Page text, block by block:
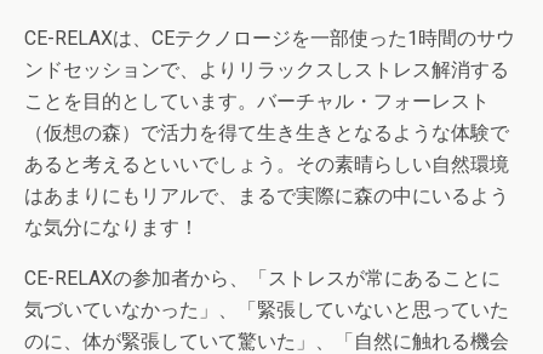
CE-RELAXは、CEテクノロージを一部使った1時間のサウ
ンドセッションで、よりリラックスしストレス解消する
ことを目的としています。バーチャル・フォーレスト
（仮想の森）で活力を得て生き生きとなるような体験で
あると考えるといいでしょう。その素晴らしい自然環境
はあまりにもリアルで、まるで実際に森の中にいるよう
な気分になります！
CE-RELAXの参加者から、「ストレスが常にあることに
気づいていなかった」、「緊張していないと思っていた
のに、体が緊張していて驚いた」、「自然に触れる機会